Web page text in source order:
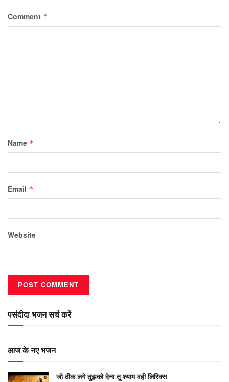
Comment *
Name *
Email *
Website
पसंदीदा भजन सर्च करें
आज के नए भजन
जो ठीक लगे तुझको देना तू श्याम वही लिरिक्स